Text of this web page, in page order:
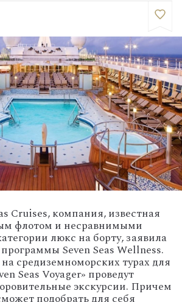
Cruises, компания, известная
флотом и несравнимыми
люкс на борту, заявила
Seven Seas Wellness.
средиземноморских турах для
Seas Voyager» проведут
экскурсии. Причем
подобрать для себя